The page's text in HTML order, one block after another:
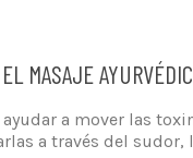
MASAJE
a mover las
a través del sudor,